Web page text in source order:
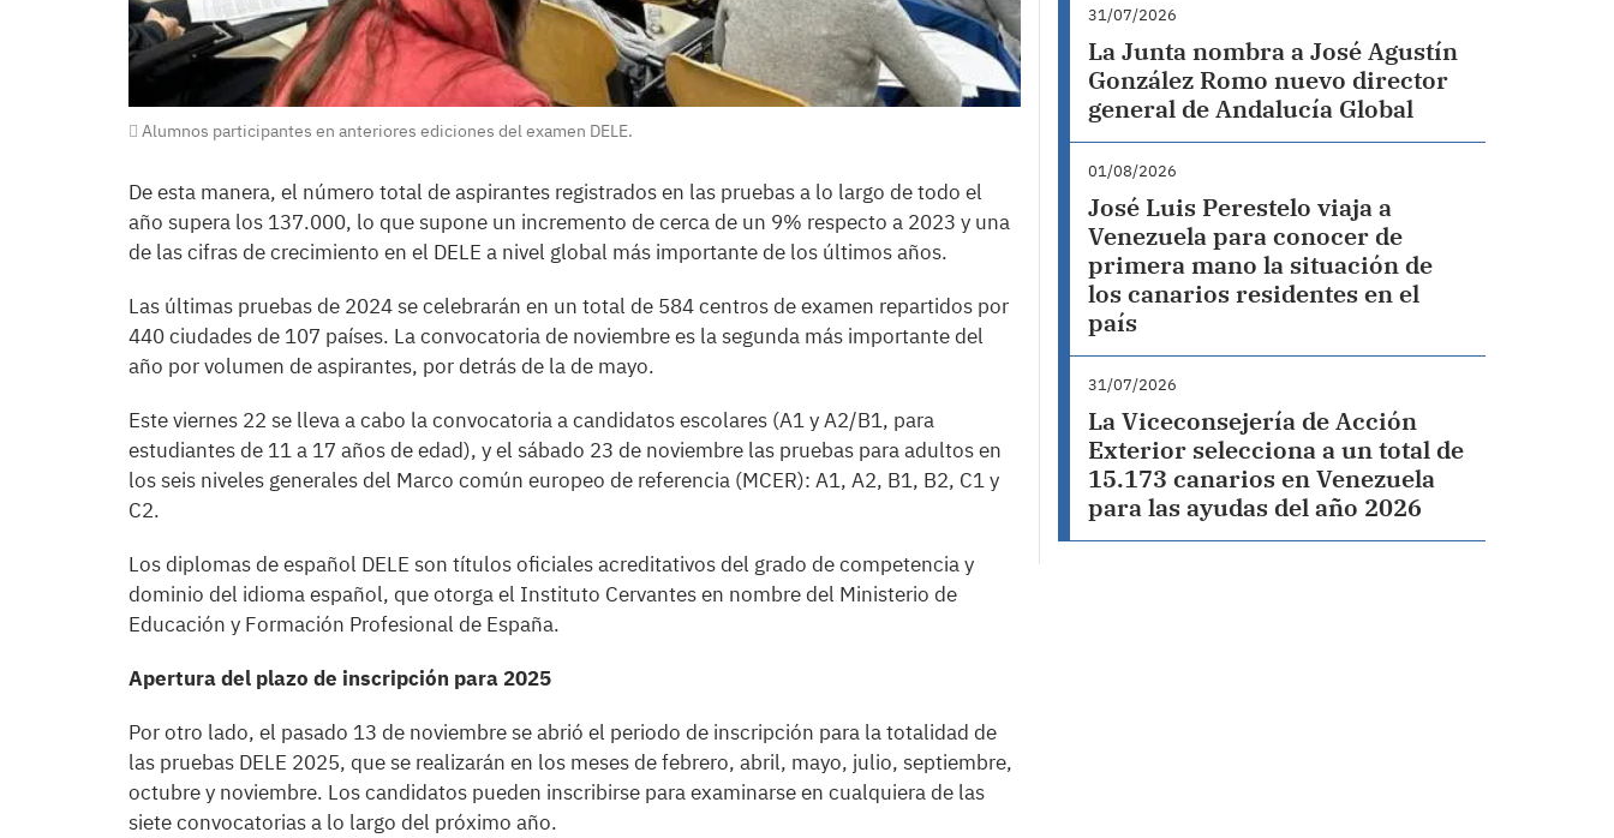
Alumnos participantes en anteriores ediciones del examen DELE.
De esta manera, el número total de aspirantes registrados en las pruebas a lo largo de todo el
año supera los 137.000, lo que supone un incremento de cerca de un 9% respecto a 2023 y una
de las cifras de crecimiento en el DELE a nivel global más importante de los últimos años.
Las últimas pruebas de 2024 se celebrarán en un total de 584 centros de examen repartidos por
440 ciudades de 107 países. La convocatoria de noviembre es la segunda más importante del
año por volumen de aspirantes, por detrás de la de mayo.
Este viernes 22 se lleva a cabo la convocatoria a candidatos escolares (A1 y A2/B1, para
estudiantes de 11 a 17 años de edad), y el sábado 23 de noviembre las pruebas para adultos en
los seis niveles generales del Marco común europeo de referencia (MCER): A1, A2, B1, B2, C1 y
C2.
Los diplomas de español DELE son títulos oficiales acreditativos del grado de competencia y
dominio del idioma español, que otorga el Instituto Cervantes en nombre del Ministerio de
Educación y Formación Profesional de España.
Apertura del plazo de inscripción para 2025
Por otro lado, el pasado 13 de noviembre se abrió el periodo de inscripción para la totalidad de
las pruebas DELE 2025, que se realizarán en los meses de febrero, abril, mayo, julio, septiembre,
octubre y noviembre. Los candidatos pueden inscribirse para examinarse en cualquiera de las
siete convocatorias a lo largo del próximo año.
31/07/2026
La Junta nombra a José Agustín
González Romo nuevo director
general de Andalucía Global
01/08/2026
José Luis Perestelo viaja a
Venezuela para conocer de
primera mano la situación de
los canarios residentes en el
país
31/07/2026
La Viceconsejería de Acción
Exterior selecciona a un total de
15.173 canarios en Venezuela
para las ayudas del año 2026